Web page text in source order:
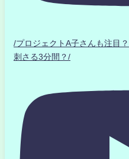
/プロジェクトA子さんも注
刺さる3分間？/